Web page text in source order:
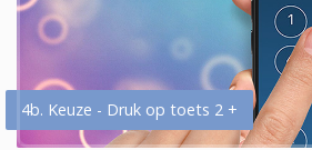
4b. Keuze - Druk op toets 2 +